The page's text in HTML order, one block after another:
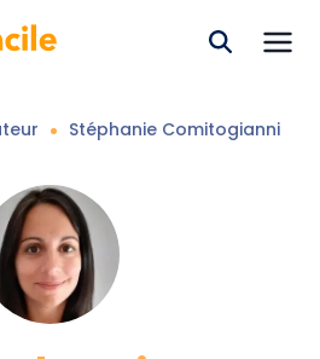
Stéphanie Comitogianni